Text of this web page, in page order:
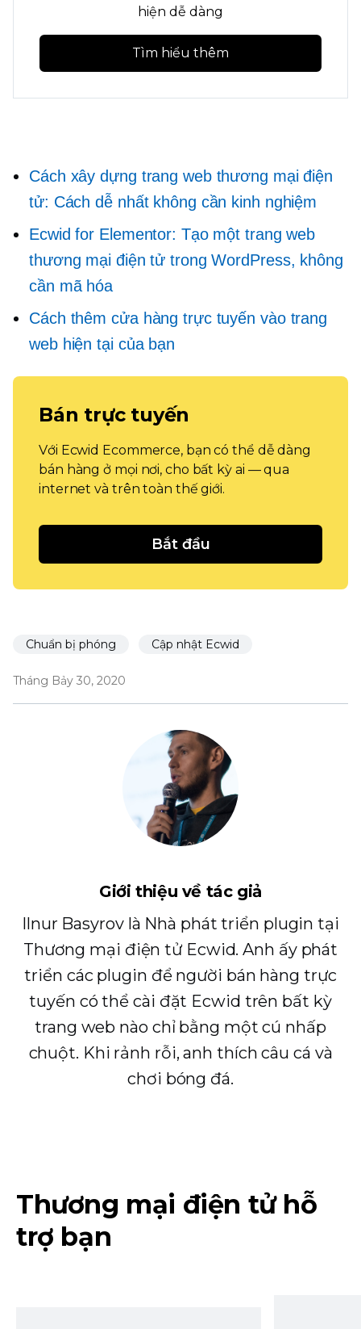
hiện dễ dàng
Tìm hiểu thêm
Cách xây dựng trang web thương mại điện
tử: Cách dễ nhất không cần kinh nghiệm
Ecwid for Elementor: Tạo một trang web
thương mại điện tử trong WordPress, không
cần mã hóa
Cách thêm cửa hàng trực tuyến vào trang
web hiện tại của bạn
Bán trực tuyến
Với Ecwid Ecommerce, bạn có thể dễ dàng
bán hàng ở mọi nơi, cho bất kỳ ai — qua
internet và trên toàn thế giới.
Bắt đầu
Chuẩn bị phóng Cập nhật Ecwid
Tháng Bảy 30, 2020
Giới thiệu về tác giả
Ilnur Basyrov là Nhà phát triển plugin tại
Thương mại điện tử Ecwid. Anh ấy phát
triển các plugin để người bán hàng trực
tuyến có thể cài đặt Ecwid trên bất kỳ
trang web nào chỉ bằng một cú nhấp
chuột. Khi rảnh rỗi, anh thích câu cá và
chơi bóng đá.
Thương mại điện tử hỗ
trợ bạn